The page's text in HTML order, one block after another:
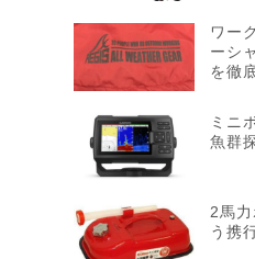
ワー
ーシ
を徹
ミニ
魚群
2馬
う携